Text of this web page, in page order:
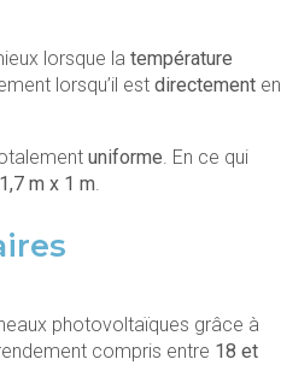
lorsque la température
lorsqu’il est directement en
uniforme. En ce qui
1,7 m x 1 m.
photovoltaïques grâce à
compris entre 18 et